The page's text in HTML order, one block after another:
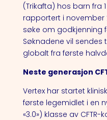
(Trikafta) hos barn fra
rapportert i november
søke om godkjenning
Søknadene vil
globalt fra første
Neste generasjon
Vertex har startet
første legemidlet i en
«3.0») klasse av CFTR-